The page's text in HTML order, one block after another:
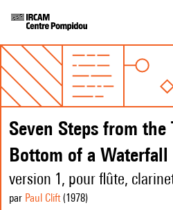
Seven Steps from the
Bottom of a Waterfall
version 1, pour flûte,
par Paul Clift(1978)